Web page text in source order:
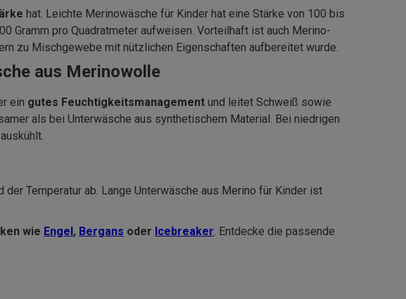
hat. Leichte Merinowäsche für Kinder hat eine Stärke von 100 bis
Gramm pro Quadratmeter aufweisen. Vorteilhaft ist auch Merino-
zu Mischgewebe mit nützlichen Eigenschaften aufbereitet wurde.
aus Merinowolle
ein gutes Feuchtigkeitsmanagement und leitet Schweiß sowie
als bei Unterwäsche aus synthetischem Material. Bei niedrigen
Temperatur ab. Lange Unterwäsche aus Merino für Kinder ist
wie Engel , Bergans oder Icebreaker. Entdecke die passende